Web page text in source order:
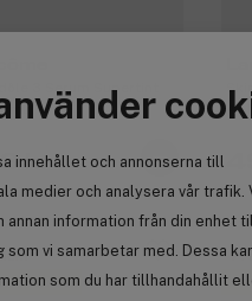
innehållet och annonserna till
medier och analysera vår trafik.
information från din enhet
vi samarbetar med. Dessa
som du har tillhandahållit
3 Serum Supertint
kr
kr bonus
Få